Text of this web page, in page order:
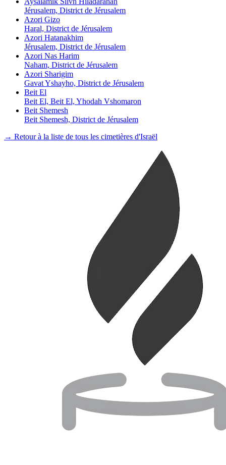
Jérusalem, District de Jérusalem
Azori Gizo
Haral, District de Jérusalem
Azori Hatanakhim
Jérusalem, District de Jérusalem
Azori Nas Harim
Naham, District de Jérusalem
Azori Sharigim
Gavat Yshayho, District de Jérusalem
Beit El
Beit El, Beit El, Yhodah Vshomaron
Beit Shemesh
Beit Shemesh, District de Jérusalem
→ Retour à la liste de tous les cimetières d'Israël